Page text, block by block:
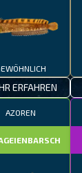
ERFAHREN
AZOREN